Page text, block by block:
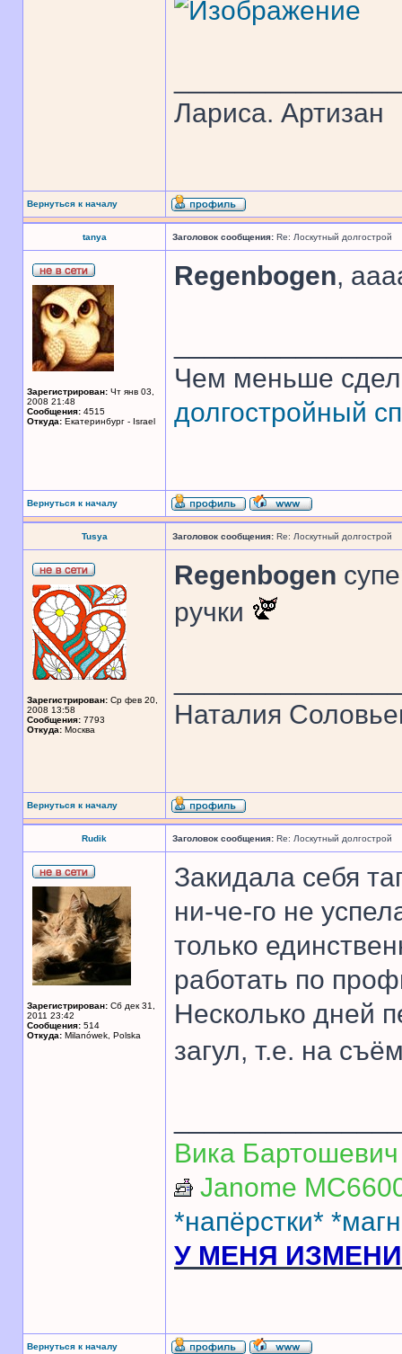
Лариса. Артизан
Вернуться к началу
tanya Заголовок сообщения: Re: Лоскутный долгострой
Зарегистрирован: Чт янв 03,
2008 21:48
Сообщения: 4515
Откуда: Екатеринбург - Israel
Regenbogen,
Чем меньше
долгостройный
Вернуться к началу
Tusya Заголовок сообщения: Re: Лоскутный долгострой
Зарегистрирован: Ср фев 20,
2008 13:58
Сообщения: 7793
Откуда: Москва
Regenbogen
ручки
Наталия
Вернуться к началу
Rudik Заголовок сообщения: Re: Лоскутный долгострой
Зарегистрирован: Сб дек 31,
2011 23:42
Сообщения: 514
Откуда: Milanówek, Polska
Закидала себя
ни-че-го не
только
работать по
Несколько дней
загул, т.е. на
Вика Бартошевич
Janome
*напёрстки*
У МЕНЯ
Вернуться к началу